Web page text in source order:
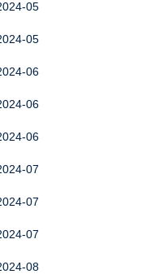
05
05
06
06
06
07
07
07
08